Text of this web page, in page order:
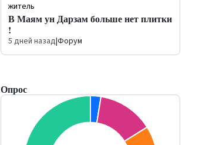
житель
В Маям ун Дарзам больше нет плитки
!
5 дней назад|Форум
Опрос